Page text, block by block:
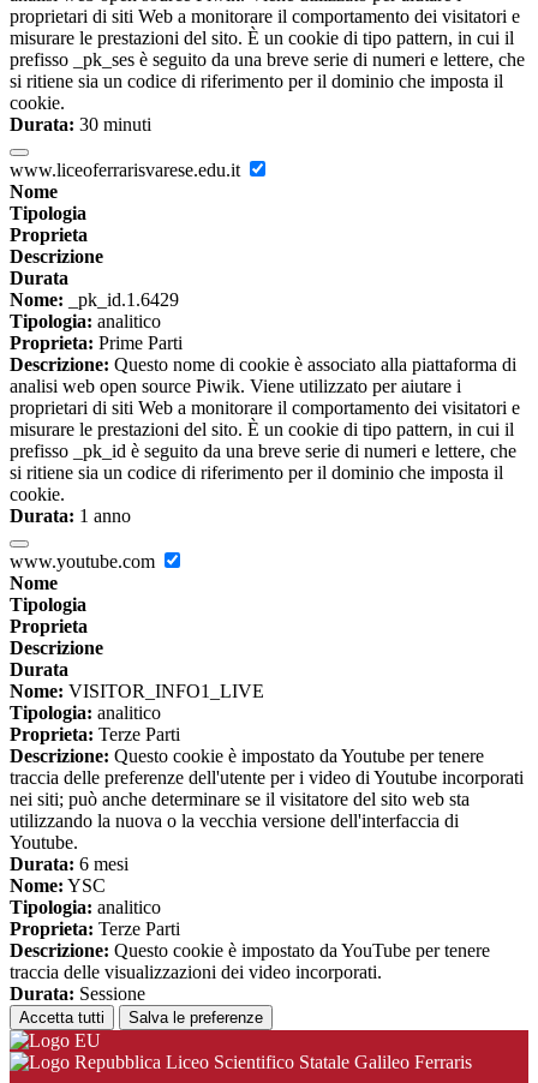
proprietari di siti Web a monitorare il comportamento dei visitatori e
misurare le prestazioni del sito. È un cookie di tipo pattern, in cui il
prefisso _pk_ses è seguito da una breve serie di numeri e lettere, che
si ritiene sia un codice di riferimento per il dominio che imposta il
cookie.
Durata: 30 minuti
www.liceoferrarisvarese.edu.it
Nome
Tipologia
Proprieta
Descrizione
Durata
Nome: _pk_id.1.6429
Tipologia: analitico
Proprieta: Prime Parti
Descrizione: Questo nome di cookie è associato alla piattaforma di
analisi web open source Piwik. Viene utilizzato per aiutare i
proprietari di siti Web a monitorare il comportamento dei visitatori e
misurare le prestazioni del sito. È un cookie di tipo pattern, in cui il
prefisso _pk_id è seguito da una breve serie di numeri e lettere, che
si ritiene sia un codice di riferimento per il dominio che imposta il
cookie.
Durata: 1 anno
www.youtube.com
Nome
Tipologia
Proprieta
Descrizione
Durata
Nome: VISITOR_INFO1_LIVE
Tipologia: analitico
Proprieta: Terze Parti
Descrizione: Questo cookie è impostato da Youtube per tenere
traccia delle preferenze dell'utente per i video di Youtube incorporati
nei siti; può anche determinare se il visitatore del sito web sta
utilizzando la nuova o la vecchia versione dell'interfaccia di
Youtube.
Durata: 6 mesi
Nome: YSC
Tipologia: analitico
Proprieta: Terze Parti
Descrizione: Questo cookie è impostato da YouTube per tenere
traccia delle visualizzazioni dei video incorporati.
Durata: Sessione
Accetta tutti Salva le preferenze
Liceo Scientifico Statale Galileo Ferraris